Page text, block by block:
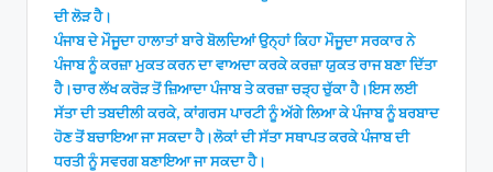
ਦੀ ਲੋੜ ਹੈ।
ਪੰਜਾਬ ਦੇ ਮੌਜੂਦਾ ਹਾਲਾਤਾਂ ਬਾਰੇ ਬੋਲਦਿਆਂ ਉਨ੍ਹਾਂ ਕਿਹਾ ਮੌਜੂਦਾ ਸਰਕਾਰ ਨੇ
ਪੰਜਾਬ ਨੂੰ ਕਰਜ਼ਾ ਮੁਕਤ ਕਰਨ ਦਾ ਵਾਅਦਾ ਕਰਕੇ ਕਰਜ਼ਾ ਯੁਕਤ ਰਾਜ ਬਣਾ ਦਿੱਤਾ
ਹੈ।ਚਾਰ ਲੱਖ ਕਰੋੜ ਤੋਂ ਜ਼ਿਆਦਾ ਪੰਜਾਬ ਤੇ ਕਰਜ਼ਾ ਚੜ੍ਹ ਚੁੱਕਾ ਹੈ।ਇਸ ਲਈ
ਸੱਤਾ ਦੀ ਤਬਦੀਲੀ ਕਰਕੇ, ਕਾਂਗਰਸ ਪਾਰਟੀ ਨੂੰ ਅੱਗੇ ਲਿਆ ਕੇ ਪੰਜਾਬ ਨੂੰ ਬਰਬਾਦ
ਹੋਣ ਤੋਂ ਬਚਾਇਆ ਜਾ ਸਕਦਾ ਹੈ।ਲੋਕਾਂ ਦੀ ਸੱਤਾ ਸਥਾਪਤ ਕਰਕੇ ਪੰਜਾਬ ਦੀ
ਧਰਤੀ ਨੂੰ ਸਵਰਗ ਬਣਾਇਆ ਜਾ ਸਕਦਾ ਹੈ।